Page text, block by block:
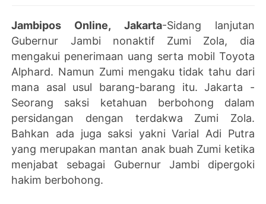
Jambipos Online, Jakarta-Sidang lanjutan
Gubernur Jambi nonaktif Zumi Zola, dia
mengakui penerimaan uang serta mobil Toyota
Alphard. Namun Zumi mengaku tidak tahu dari
mana asal usul barang-barang itu. Jakarta -
Seorang saksi ketahuan berbohong dalam
persidangan dengan terdakwa Zumi Zola.
Bahkan ada juga saksi yakni Varial Adi Putra
yang merupakan mantan anak buah Zumi ketika
menjabat sebagai Gubernur Jambi dipergoki
hakim berbohong.